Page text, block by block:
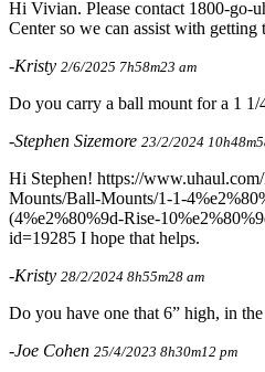
Hi Vivian. Please contact 1800-go-
Center so we can assist with getting
-Kristy 2/6/2025 7h58m23 am
Do you carry a ball mount for a 1 1/
-Stephen Sizemore 23/2/2024
Hi Stephen! https://
Mounts/Ball-Mounts/1-1-
(4%e2%80%9d-Rise-
id=19285 I hope that helps.
-Kristy 28/2/2024 8h55m28 am
Do you have one that 6” high, in
-Joe Cohen 25/4/2023 8h30m12 pm